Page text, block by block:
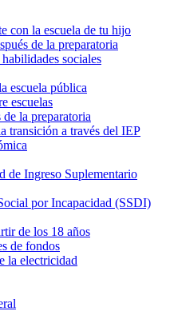
con la escuela de tu hijo
de la preparatoria
sociales
escuela pública
escuelas
de la preparatoria
transición a través del IEP
de Ingreso Suplementario
por Incapacidad (SSDI)
de los 18 años
de fondos
la electricidad